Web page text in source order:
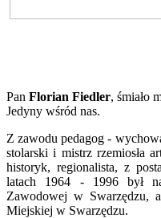
Pan Florian Fiedler, śmiało
Jedyny wśród nas.
Z zawodu pedagog -
stolarski i mistrz rzemiosła
historyk, regionalista, z
latach 1964 - 1996 był
Zawodowej w Swarzędzu,
Miejskiej w Swarzędzu.